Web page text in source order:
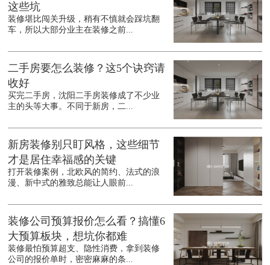
这些坑
装修堪比闯关升级，稍有不慎就会踩坑翻
车，所以大部分业主在装修之前...
二手房要怎么装修？这5个诀窍请
收好
买完二手房，沈阳二手房装修成了不少业
主的头等大事。不同于新房，二...
新房装修别只盯风格，这些细节
才是居住幸福感的关键
打开装修案例，北欧风的简约、法式的浪
漫、新中式的雅致总能让人眼前...
装修公司预算报价怎么看？搞懂6
大预算板块，想坑你都难
装修最怕预算超支、隐性消费，拿到装修
公司的报价单时，密密麻麻的条...